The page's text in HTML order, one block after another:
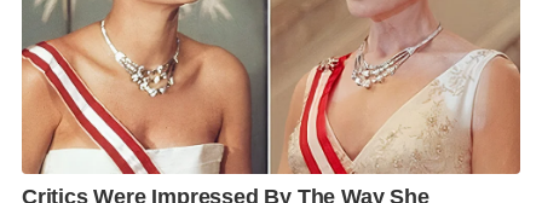
พระเทพรัตนราชสุดาฯ สยามบรมราชกุมารี โดยในปี
ได้รับรางวัลKing Bhumibol World Soil Day
Awardได้แก่ หน่วยงาน
Costa Rican Soil Science
Association (ACCS) ของสาธารณรัฐคอสตาริกา ซึ่งเป็น
องค์กร ที่ไม่แสวงหาผลกำไร ที่ดำเนินงานด้านการจัดการ
ดิน โดยกิจกรรมที่ส่งเข้าประกวด ได้แก่ การสร้างการมี